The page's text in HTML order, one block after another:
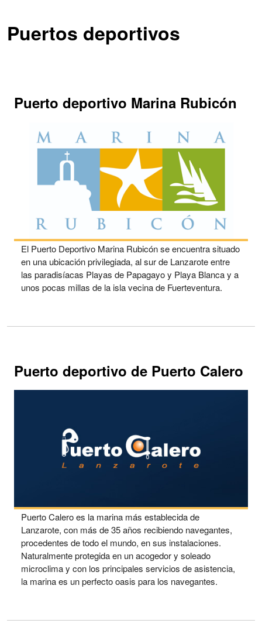
Puertos deportivos
Puerto deportivo Marina Rubicón
El Puerto Deportivo Marina Rubicón se encuentra situado
en una ubicación privilegiada, al sur de Lanzarote entre
las paradisíacas Playas de Papagayo y Playa Blanca y a
unos pocas millas de la isla vecina de Fuerteventura.
Puerto deportivo de Puerto Calero
Puerto Calero es la marina más establecida de
Lanzarote, con más de 35 años recibiendo navegantes,
procedentes de todo el mundo, en sus instalaciones.
Naturalmente protegida en un acogedor y soleado
microclima y con los principales servicios de asistencia,
la marina es un perfecto oasis para los navegantes.